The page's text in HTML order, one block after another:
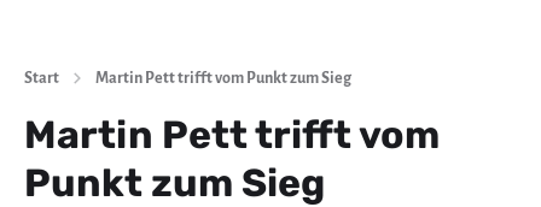
Start Martin Pett trifft vom Punkt zum Sieg
Martin Pett trifft vom
Punkt zum Sieg